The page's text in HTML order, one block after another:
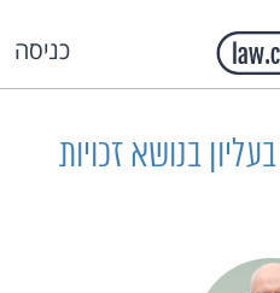
כניסה
בנושא זכויות